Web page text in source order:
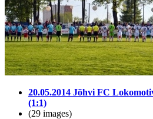
20.05.2014 Jõhvi FC
(1:1)
(29 images)